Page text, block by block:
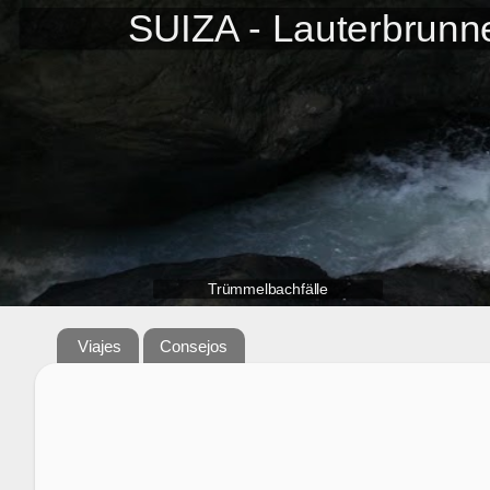
SUIZA -
Trümmelbachfälle
Viajes Consejos